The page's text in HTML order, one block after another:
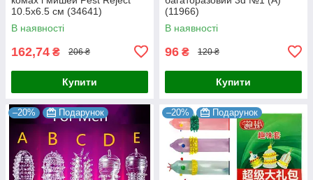
10.5х6.5 см (34641)
В наявності
162,74 ₴ 206 ₴
Купити
(11966)
В наявності
96 ₴ 120 ₴
Купити
–20% Подарунок –20% Подарунок